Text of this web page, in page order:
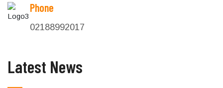
Phone
02188992017
Latest News